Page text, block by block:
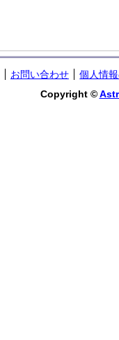
お問い合わせ
個人情
Copyright ©